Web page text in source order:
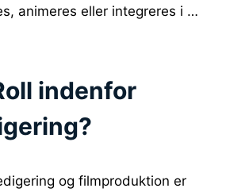
animeres eller integreres i …
indenfor
og filmproduktion er